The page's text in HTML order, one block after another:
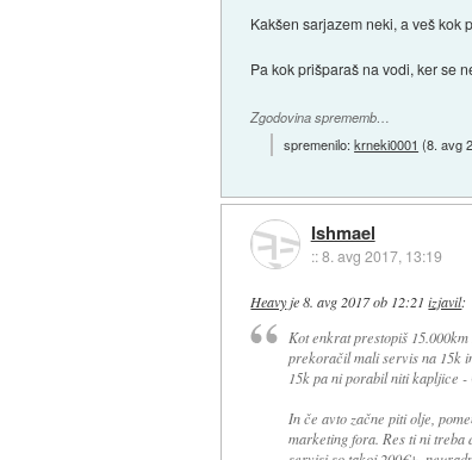
Kakšen sarjazem neki, a veš kok
Pa kok prišparaš na vodi, ker se
Zgodovina sprememb…
spremenilo:krneki0001 (8. avg
Ishmael
::8. avg 2017, 13:19
Heavyje8. avg 2017 ob 12:21 izjavil:
Kot enkrat prestopiš
prekoračil mali servis na 15k
15k pa ni porabil niti kapljice
In če avto začne piti olje,
marketing fora. Res ti ni treba